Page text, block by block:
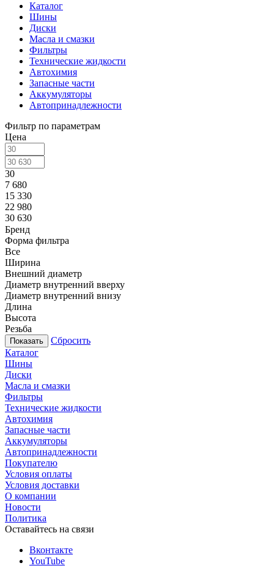
Каталог
Шины
Диски
Масла и смазки
Фильтры
Технические жидкости
Автохимия
Запасные части
Аккумуляторы
Автопринадлежности
Фильтр по параметрам
Цена
30
7 680
15 330
22 980
30 630
Бренд
Форма фильтра
Все
Ширина
Внешний диаметр
Диаметр внутренний вверху
Диаметр внутренний внизу
Длина
Высота
Резьба
Сбросить
Каталог
Шины
Диски
Масла и смазки
Фильтры
Технические жидкости
Автохимия
Запасные части
Аккумуляторы
Автопринадлежности
Покупателю
Условия оплаты
Условия доставки
О компании
Новости
Политика
Оставайтесь на связи
Вконтакте
YouTube